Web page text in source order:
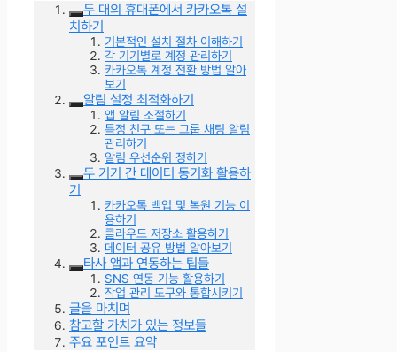
두 대의 휴대폰에서 카카오톡 설
치하기
기본적인 설치 절차 이해하기
각 기기별로 계정 관리하기
카카오톡 계정 전환 방법 알아
보기
알림 설정 최적화하기
앱 알림 조절하기
특정 친구 또는 그룹 채팅 알림
관리하기
알림 우선순위 정하기
두 기기 간 데이터 동기화 활용하
기
카카오톡 백업 및 복원 기능 이
용하기
클라우드 저장소 활용하기
데이터 공유 방법 알아보기
타사 앱과 연동하는 팁들
SNS 연동 기능 활용하기
작업 관리 도구와 통합시키기
글을 마치며
참고할 가치가 있는 정보들
주요 포인트 요약